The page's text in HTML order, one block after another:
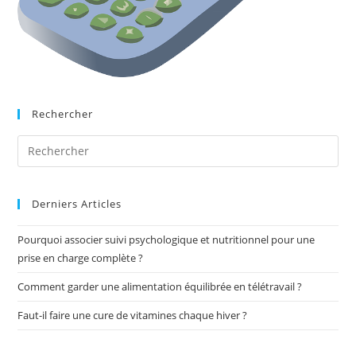
Rechercher
Derniers Articles
Pourquoi associer suivi psychologique et nutritionnel pour une
prise en charge complète ?
Comment garder une alimentation équilibrée en télétravail ?
Faut-il faire une cure de vitamines chaque hiver ?